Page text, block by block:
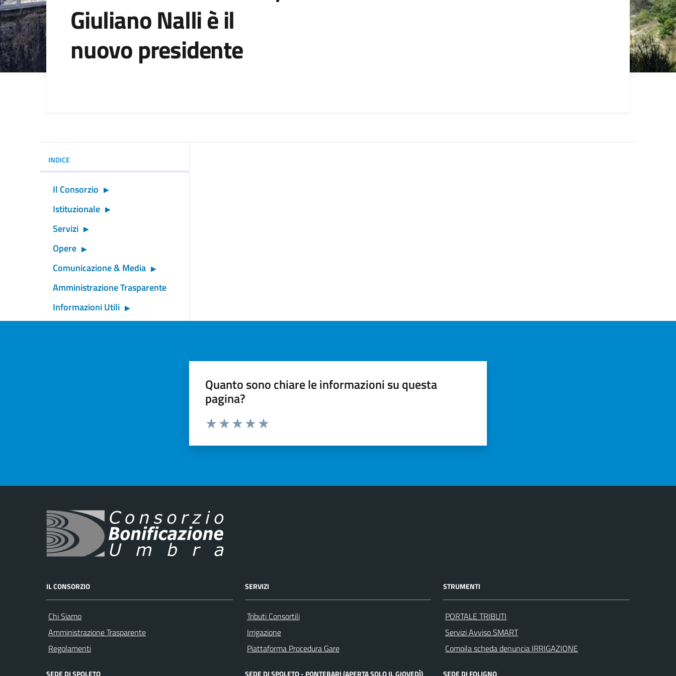
Giuliano Nalli è il
nuovo presidente
INDICE
Il Consorzio
Istituzionale
Servizi
Opere
Comunicazione & Media
Amministrazione Trasparente
Informazioni Utili
Quanto sono chiare le informazioni su questa
pagina?
IL CONSORZIO
Chi Siamo
Amministrazione Trasparente
Regolamenti
SEDE DI SPOLETO
SERVIZI
Tributi Consortili
Irrigazione
Piattaforma Procedura Gare
SEDE DI SPOLETO - PONTEBARI (APERTA SOLO IL GIOVEDÌ)
STRUMENTI
PORTALE TRIBUTI
Servizi Avviso SMART
Compila scheda denuncia IRRIGAZIONE
SEDE DI FOLIGNO